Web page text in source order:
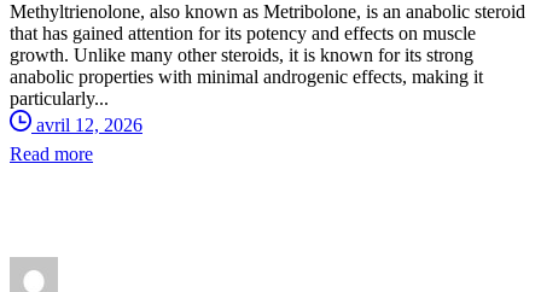
Methyltrienolone, also known as Metribolone, is an anabolic steroid
that has gained attention for its potency and effects on muscle
growth. Unlike many other steroids, it is known for its strong
anabolic properties with minimal androgenic effects, making it
particularly...
avril 12, 2026
Read more